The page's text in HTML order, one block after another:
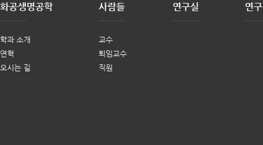
화공생명공학
학과 소개
연혁
오시는 길
사람들
교수
퇴임교수
직원
연구실 연